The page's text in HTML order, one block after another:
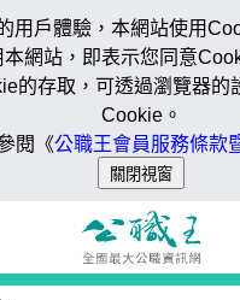
用戶體驗，本網站使用
本網站，即表示您同意
的存取，可透過瀏覽器的
Cookie。
閱《公職王會員服務條款